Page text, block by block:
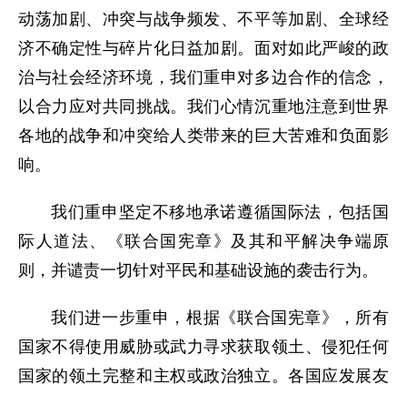
动荡加剧、冲突与战争频发、不平等加剧、全球经
济不确定性与碎片化日益加剧。面对如此严峻的政
治与社会经济环境，我们重申对多边合作的信念，
以合力应对共同挑战。我们心情沉重地注意到世界
各地的战争和冲突给人类带来的巨大苦难和负面影
响。
我们重申坚定不移地承诺遵循国际法，包括国
际人道法、《联合国宪章》及其和平解决争端原
则，并谴责一切针对平民和基础设施的袭击行为。
我们进一步重申，根据《联合国宪章》，所有
国家不得使用威胁或武力寻求获取领土、侵犯任何
国家的领土完整和主权或政治独立。各国应发展友